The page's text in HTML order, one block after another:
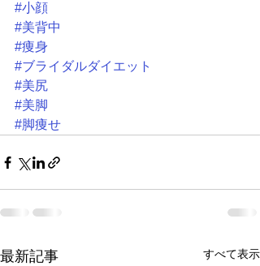
#小顔
#美背中
#痩身
#ブライダルダイエット
#美尻
#美脚
#脚痩せ
最新記事 すべて表示